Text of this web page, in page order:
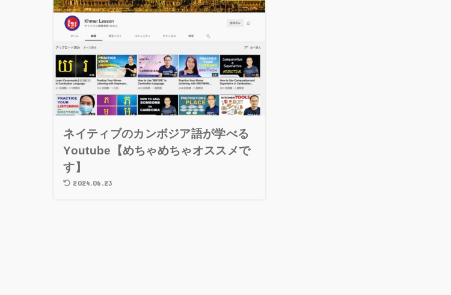
ネイティブのカンボジア語が学べる
Youtube【めちゃめちゃオススメで
す】
2024.06.23